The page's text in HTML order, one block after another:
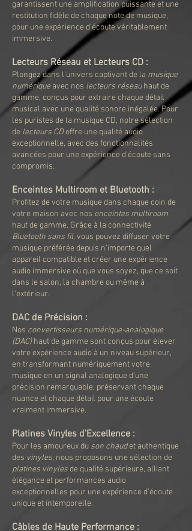
garantissent une amplification puissante et une
restitution fidèle de chaque note de musique,
pour une expérience d'écoute véritablement
immersive.
Lecteurs Réseau et Lecteurs CD :
Plongez dans l'univers captivant de la musique
numériqueavec nos lecteurs réseauhaut de
gamme, conçus pour extraire chaque détail
musical avec une qualité sonore inégalée. Pour
les puristes de la musique CD, notre sélection
de lecteurs CDoffre une qualité audio
exceptionnelle, avec des fonctionnalités
avancées pour une expérience d'écoute sans
compromis.
Enceintes Multiroom et Bluetooth :
Profitez de votre musique dans chaque coin de
votre maison avec nos enceintes multiroom
haut de gamme. Grâce à la connectivité
Bluetooth sans fil, vous pouvez diffuser votre
musique préférée depuis n'importe quel
appareil compatible et créer une expérience
audio immersive où que vous soyez, que ce soit
dans le salon, la chambre ou même à
l'extérieur.
DAC de Précision :
Nos convertisseurs numérique-analogique
(DAC)haut de gamme sont conçus pour élever
votre expérience audio à un niveau supérieur,
en transformant numériquement votre
musique en un signal analogique d'une
précision remarquable, préservant chaque
nuance et chaque détail pour une écoute
vraiment immersive.
Platines Vinyles d'Excellence :
Pour les amoureux du son chaudet authentique
des vinyles, nous proposons une sélection de
platines vinyles de qualité supérieure, alliant
élégance et performances audio
exceptionnelles pour une expérience d'écoute
unique et intemporelle.
Câbles de Haute Performance :